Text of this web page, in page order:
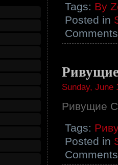
Tags: By
Posted in
Sunday, June
Ривущие
Tags:
Posted in